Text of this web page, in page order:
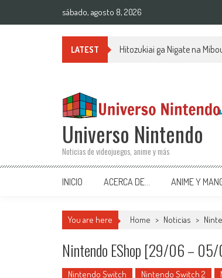
sábado, agosto 8, 2026
LATEST Hitozukiai ga Nigate na
Universo Nintendo
Noticias de videojuegos, anime y más
INICIO ACERCA DE… ANIME Y
You are here Home > Noticias >
Nintendo EShop [29/06 – 05/
Nintendo Switch Nintendo Switch 2